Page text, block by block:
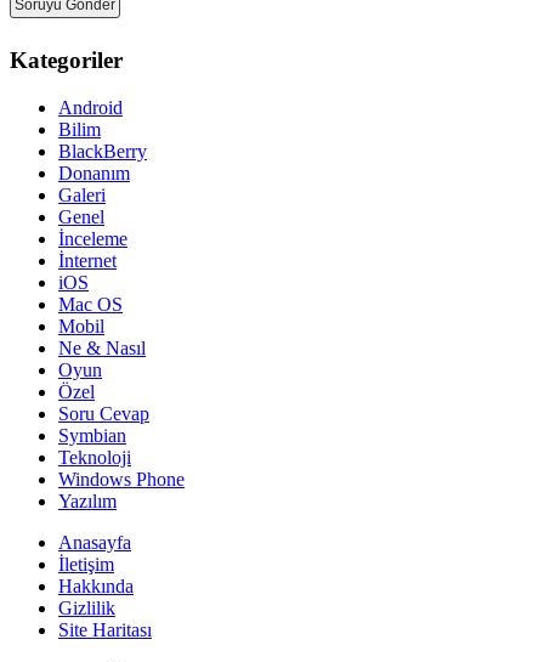
Kategoriler
Android
Bilim
BlackBerry
Donanım
Galeri
Genel
İnceleme
İnternet
iOS
Mac OS
Mobil
Ne & Nasıl
Oyun
Özel
Soru Cevap
Symbian
Teknoloji
Windows Phone
Yazılım
Anasayfa
İletişim
Hakkında
Gizlilik
Site Haritası